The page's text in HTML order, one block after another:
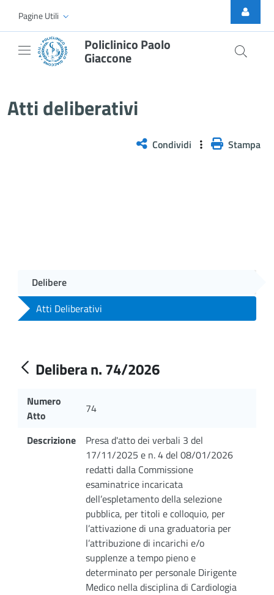
Skip to Main Content
Pagine Utili
Policlinico Paolo
Giaccone
Atti deliberativi
Condividi Stampa
Delibere
Atti Deliberativi
Delibera n. 74/2026
Numero
Atto
74
Descrizione
Presa d'atto dei verbali 3 del
17/11/2025 e n. 4 del 08/01/2026
redatti dalla Commissione
esaminatrice incaricata
dell’espletamento della selezione
pubblica, per titoli e colloquio, per
l’attivazione di una graduatoria per
l’attribuzione di incarichi e/o
supplenze a tempo pieno e
determinato per personale Dirigente
Medico nella disciplina di Cardiologia